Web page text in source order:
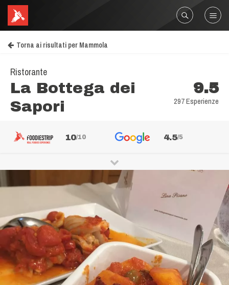
Torna ai risultati per Mammola
Ristorante
La Bottega dei
Sapori
9.5
297 Esperienze
10/10 4.5/5